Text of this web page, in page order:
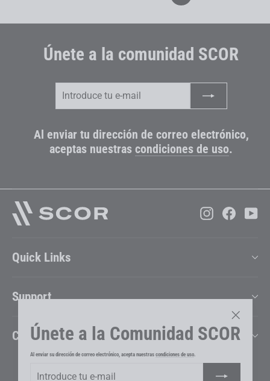
Únete a la Comunidad SCOR
Al enviar su dirección de correo electrónico, acepta nuestrascondiciones de uso.
"Cerrar
Únete a la comunidad SCOR
Al enviar tu dirección de correo electrónico,
aceptas nuestras condiciones de uso.
Instagram
Quick Links
Support
Company